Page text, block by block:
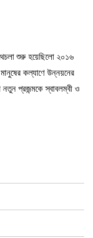
শুরু হয়েছিলো ২০১৬
কল্যাণে উন্নয়নের
নতুন প্রজন্মকে স্বাবলম্বী ও